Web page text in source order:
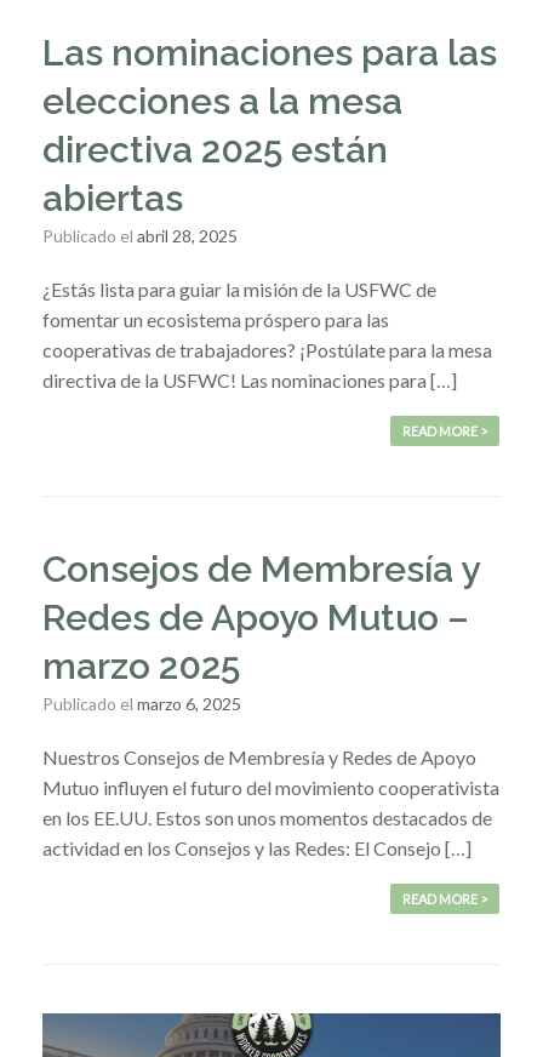
Las nominaciones para las
elecciones a la mesa
directiva 2025 están
abiertas
Publicado el abril 28, 2025
¿Estás lista para guiar la misión de la USFWC de
fomentar un ecosistema próspero para las
cooperativas de trabajadores? ¡Postúlate para la mesa
directiva de la USFWC! Las nominaciones para […]
READ MORE >
Consejos de Membresía y
Redes de Apoyo Mutuo –
marzo 2025
Publicado el marzo 6, 2025
Nuestros Consejos de Membresía y Redes de Apoyo
Mutuo influyen el futuro del movimiento cooperativista
en los EE.UU. Estos son unos momentos destacados de
actividad en los Consejos y las Redes: El Consejo […]
READ MORE >